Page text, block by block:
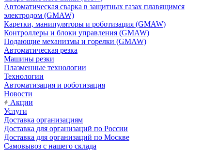
Автоматическая сварка в защитных газах плавящимся
электродом (GMAW)
Каретки, манипуляторы и роботизация (GMAW)
Контроллеры и блоки управления (GMAW)
Подающие механизмы и горелки (GMAW)
Автоматическая резка
Машины резки
Плазменные технологии
Технологии
Автоматизация и роботизация
Новости
Акции
Услуги
Доставка организациям
Доставка для организаций по России
Доставка для организаций по Москве
Самовывоз с нашего склада